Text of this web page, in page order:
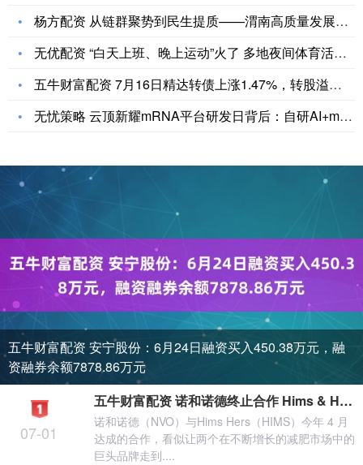
杨方配资 从链群聚势到民生提质——渭南高质量发展的“速度”与
无优配资 “白天上班、晚上运动”火了 多地夜间体育活动聚人气
五牛财富配资 7月16日精达转债上涨1.47%，转股溢价率1
无忧策略 云顶新耀mRNA平台研发日背后：自研AI+mRNA
五牛财富配资 安宁股份：6月24日融资买入450.38万元，融
资融券余额7878.86万元
五牛财富配资 诺和诺德终止合作 Hims & Hers的未来蒙上阴影
诺和诺德（NVO）与Hims Hers（HIMS）今年 4 月
达成的合作，看似让两个在不断增长的减肥市场中的
巨头品牌走到....
07-01